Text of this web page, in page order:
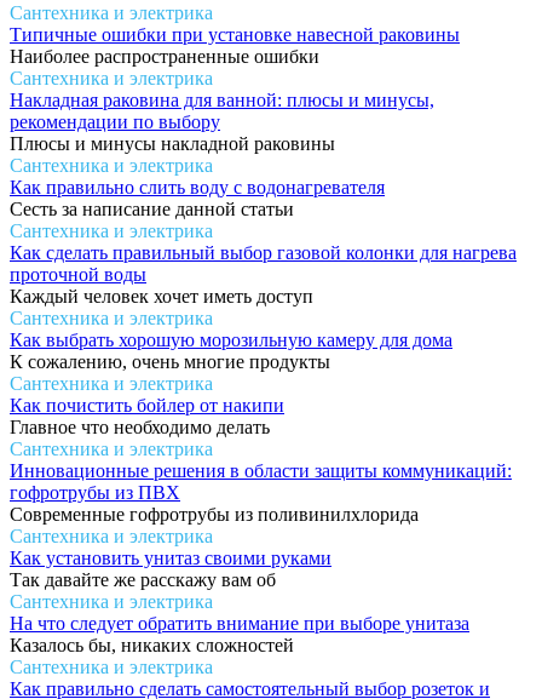
Сантехника и электрика
Типичные ошибки при установке навесной раковины
Наиболее распространенные ошибки
Сантехника и электрика
Накладная раковина для ванной: плюсы и минусы,
рекомендации по выбору
Плюсы и минусы накладной раковины
Сантехника и электрика
Как правильно слить воду с водонагревателя
Сесть за написание данной статьи
Сантехника и электрика
Как сделать правильный выбор газовой колонки для нагрева
проточной воды
Каждый человек хочет иметь доступ
Сантехника и электрика
Как выбрать хорошую морозильную камеру для дома
К сожалению, очень многие продукты
Сантехника и электрика
Как почистить бойлер от накипи
Главное что необходимо делать
Сантехника и электрика
Инновационные решения в области защиты коммуникаций:
гофротрубы из ПВХ
Современные гофротрубы из поливинилхлорида
Сантехника и электрика
Как установить унитаз своими руками
Так давайте же расскажу вам об
Сантехника и электрика
На что следует обратить внимание при выборе унитаза
Казалось бы, никаких сложностей
Сантехника и электрика
Как правильно сделать самостоятельный выбор розеток и